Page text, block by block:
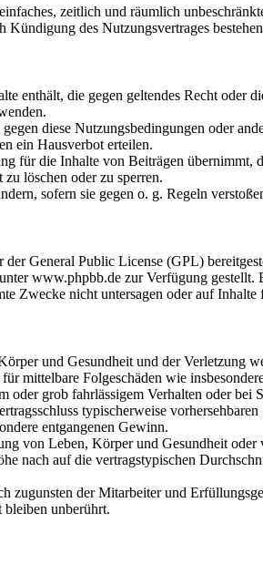
zeitlich und räumlich
des Nutzungsvertrages
enthält, die gegen geltendes Recht oder
diese Nutzungsbedingungen oder
ein Hausverbot erteilen.
für die Inhalte von Beiträgen
löschen oder zu sperren.
sofern sie gegen o. g. Regeln
der General Public License (GPL)
www.phpbb.de zur Verfügung
Zwecke nicht untersagen oder auf
und Gesundheit und der Verletzung
mittelbare Folgeschäden wie
oder grob fahrlässigem Verhalten oder
typischerweise
entgangenen Gewinn.
von Leben, Körper und Gesundheit
nach auf die vertragstypischen
zugunsten der Mitarbeiter und
unberührt.